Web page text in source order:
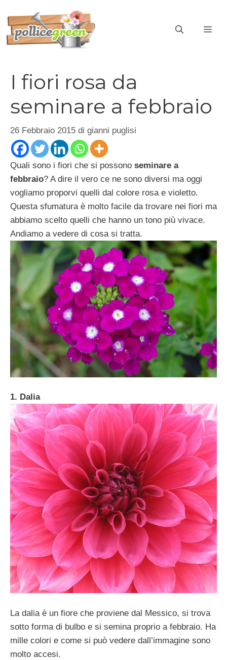
contenuto
I fiori rosa da
seminare a febbraio
26 Febbraio 2015 di gianni puglisi
Quali sono i fiori che si possono seminare a
febbraio? A dire il vero ce ne sono diversi ma oggi
vogliamo proporvi quelli dal colore rosa e violetto.
Questa sfumatura è molto facile da trovare nei fiori ma
abbiamo scelto quelli che hanno un tono più vivace.
Andiamo a vedere di cosa si tratta.
1. Dalia
La dalia è un fiore che proviene dal Messico, si trova
sotto forma di bulbo e si semina proprio a febbraio. Ha
mille colori e come si può vedere dall’immagine sono
molto accesi.